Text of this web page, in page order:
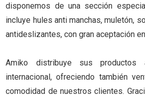
disponemos de una sección
incluye hules anti manchas, muletón,
antideslizantes, con gran aceptación
Amiko distribuye sus
internacional, ofreciendo también
comodidad de nuestros clientes.